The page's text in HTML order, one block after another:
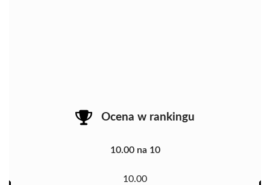
Ocena w rankingu
10.00 na 10
10.00